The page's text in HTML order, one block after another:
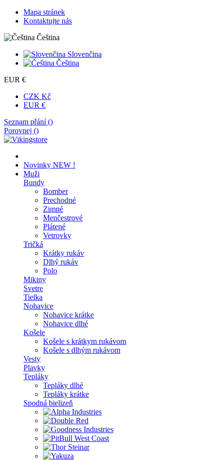
Mapa stránek
Kontaktujte nás
Čeština
Slovenčina
Čeština
EUR €
CZK Kč
EUR €
Seznam přání ()
Porovnej ()
Novinky NEW !
Muži
Bundy
Bomber
Prechodné
Zimné
Menčestrové
Plátené
Vetrovky
Tričká
Krátky rukáv
Dlhý rukáv
Polo
Mikiny
Svetre
Tielka
Nohavice
Nohavice krátke
Nohavice dlhé
Košele
Košele s krátkym rukávom
Košele s dlhým rukávom
Vesty
Plavky
Tepláky
Tepláky dlhé
Tepláky krátke
Spodná bielizeň